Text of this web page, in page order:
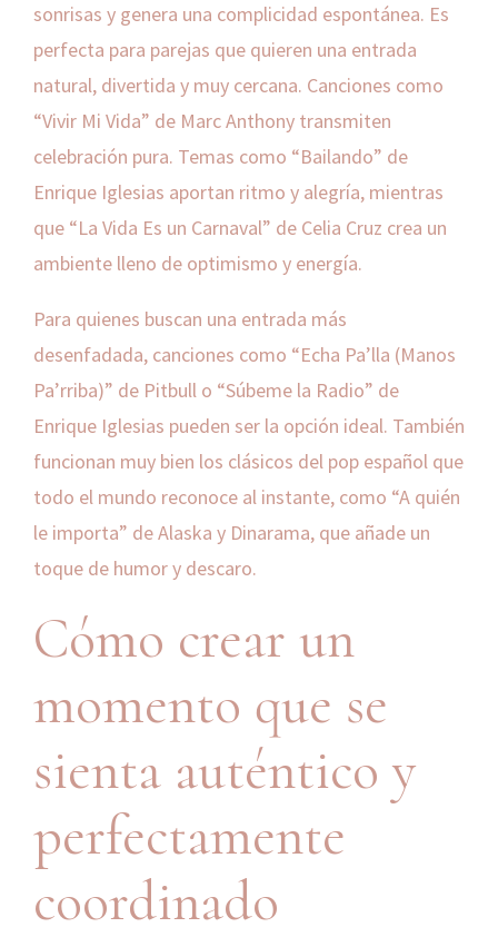
sonrisas y genera una complicidad espontánea. Es
perfecta para parejas que quieren una entrada
natural, divertida y muy cercana. Canciones como
“Vivir Mi Vida” de Marc Anthony transmiten
celebración pura. Temas como “Bailando” de
Enrique Iglesias aportan ritmo y alegría, mientras
que “La Vida Es un Carnaval” de Celia Cruz crea un
ambiente lleno de optimismo y energía.
Para quienes buscan una entrada más
desenfadada, canciones como “Echa Pa’lla (Manos
Pa’rriba)” de Pitbull o “Súbeme la Radio” de
Enrique Iglesias pueden ser la opción ideal. También
funcionan muy bien los clásicos del pop español que
todo el mundo reconoce al instante, como “A quién
le importa” de Alaska y Dinarama, que añade un
toque de humor y descaro.
Cómo crear un
momento que se
sienta auténtico y
perfectamente
coordinado